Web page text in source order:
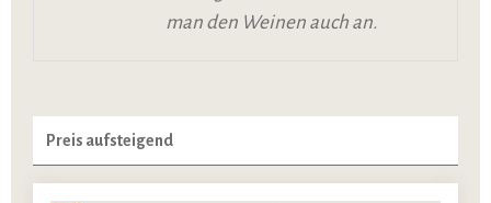
man den Weinen auch an.